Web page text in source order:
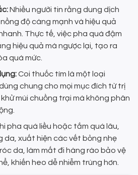
Nhiều người tin rằng dung dịch
độ càng mạnh và hiệu quả
Thực tế, việc pha quá đậm
hiệu quả mà ngược lại, tạo ra
quá mức.
Coi thuốc tím là một loại
chung cho mọi mục đích từ trị
mùi chuồng trại mà không phân
pha quá liều hoặc tắm quá lâu,
da, xuất hiện các vết bỏng nhẹ
da, làm mất đi hàng rào bảo vệ
khiến heo dễ nhiễm trùng hơn.